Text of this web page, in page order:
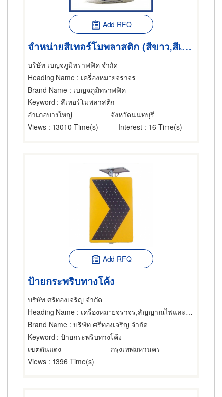
Add RFQ
จำหน่ายสีเทอร์โมพลาสติก (สีขาว,สีเหลือง)
บริษัท เบญจภูมิทราฟฟิค จำกัด
Heading Name : เครื่องหมายจราจร
Brand Name : เบญจภูมิทราฟฟิค
Keyword : สีเทอร์โมพลาสติก
อำเภอบางใหญ่
จังหวัดนนทบุรี
Views : 13010 Time(s) Interest : 16 Time(s)
Add RFQ
ป้ายกระพริบทางโค้ง
บริษัท ศรีทองเจริญ จำกัด
Heading Name : เครื่องหมายจราจร,สัญญาณไฟและอุปกรณ์จราจร,อุปกรณ์เสริมสร้างความปลอดภัย
Brand Name : บริษัท ศรีทองเจริญ จำกัด
Keyword : ป้ายกระพริบทางโค้ง
เขตดินแดง
กรุงเทพมหานคร
Views : 1396 Time(s)